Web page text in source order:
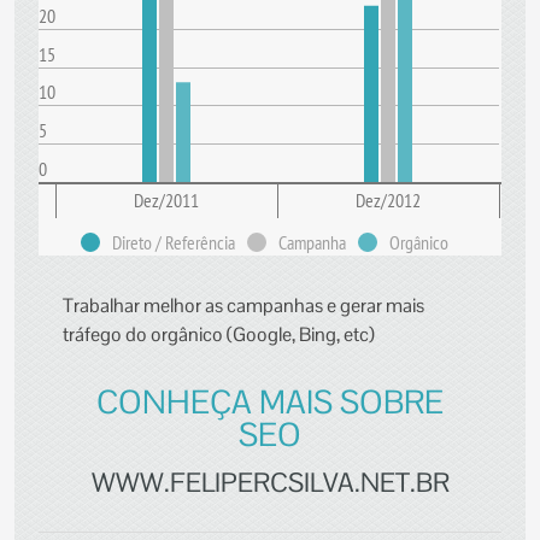
20
15
10
5
0
Dez/2011
Dez/2012
Direto / Referência
Campanha Orgânico
Trabalhar melhor as campanhas e gerar mais
tráfego do orgânico (Google, Bing, etc)
CONHEÇA MAIS SOBRE
SEO
WWW.FELIPERCSILVA.NET.BR